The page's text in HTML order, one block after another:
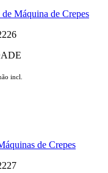
Máquina de Crepes
incl.
de Crepes